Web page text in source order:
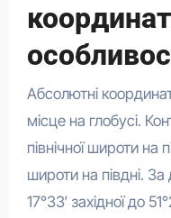
Абсолютні
місце на глобусі.
північної широти на
широти на півдні.
17°33′ західної до